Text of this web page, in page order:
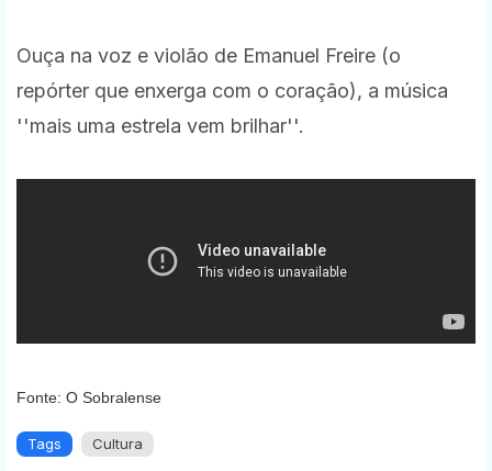
Ouça na voz e violão de Emanuel Freire (o
repórter que enxerga com o coração), a música
''mais uma estrela vem brilhar''.
Fonte: O Sobralense
Tags Cultura